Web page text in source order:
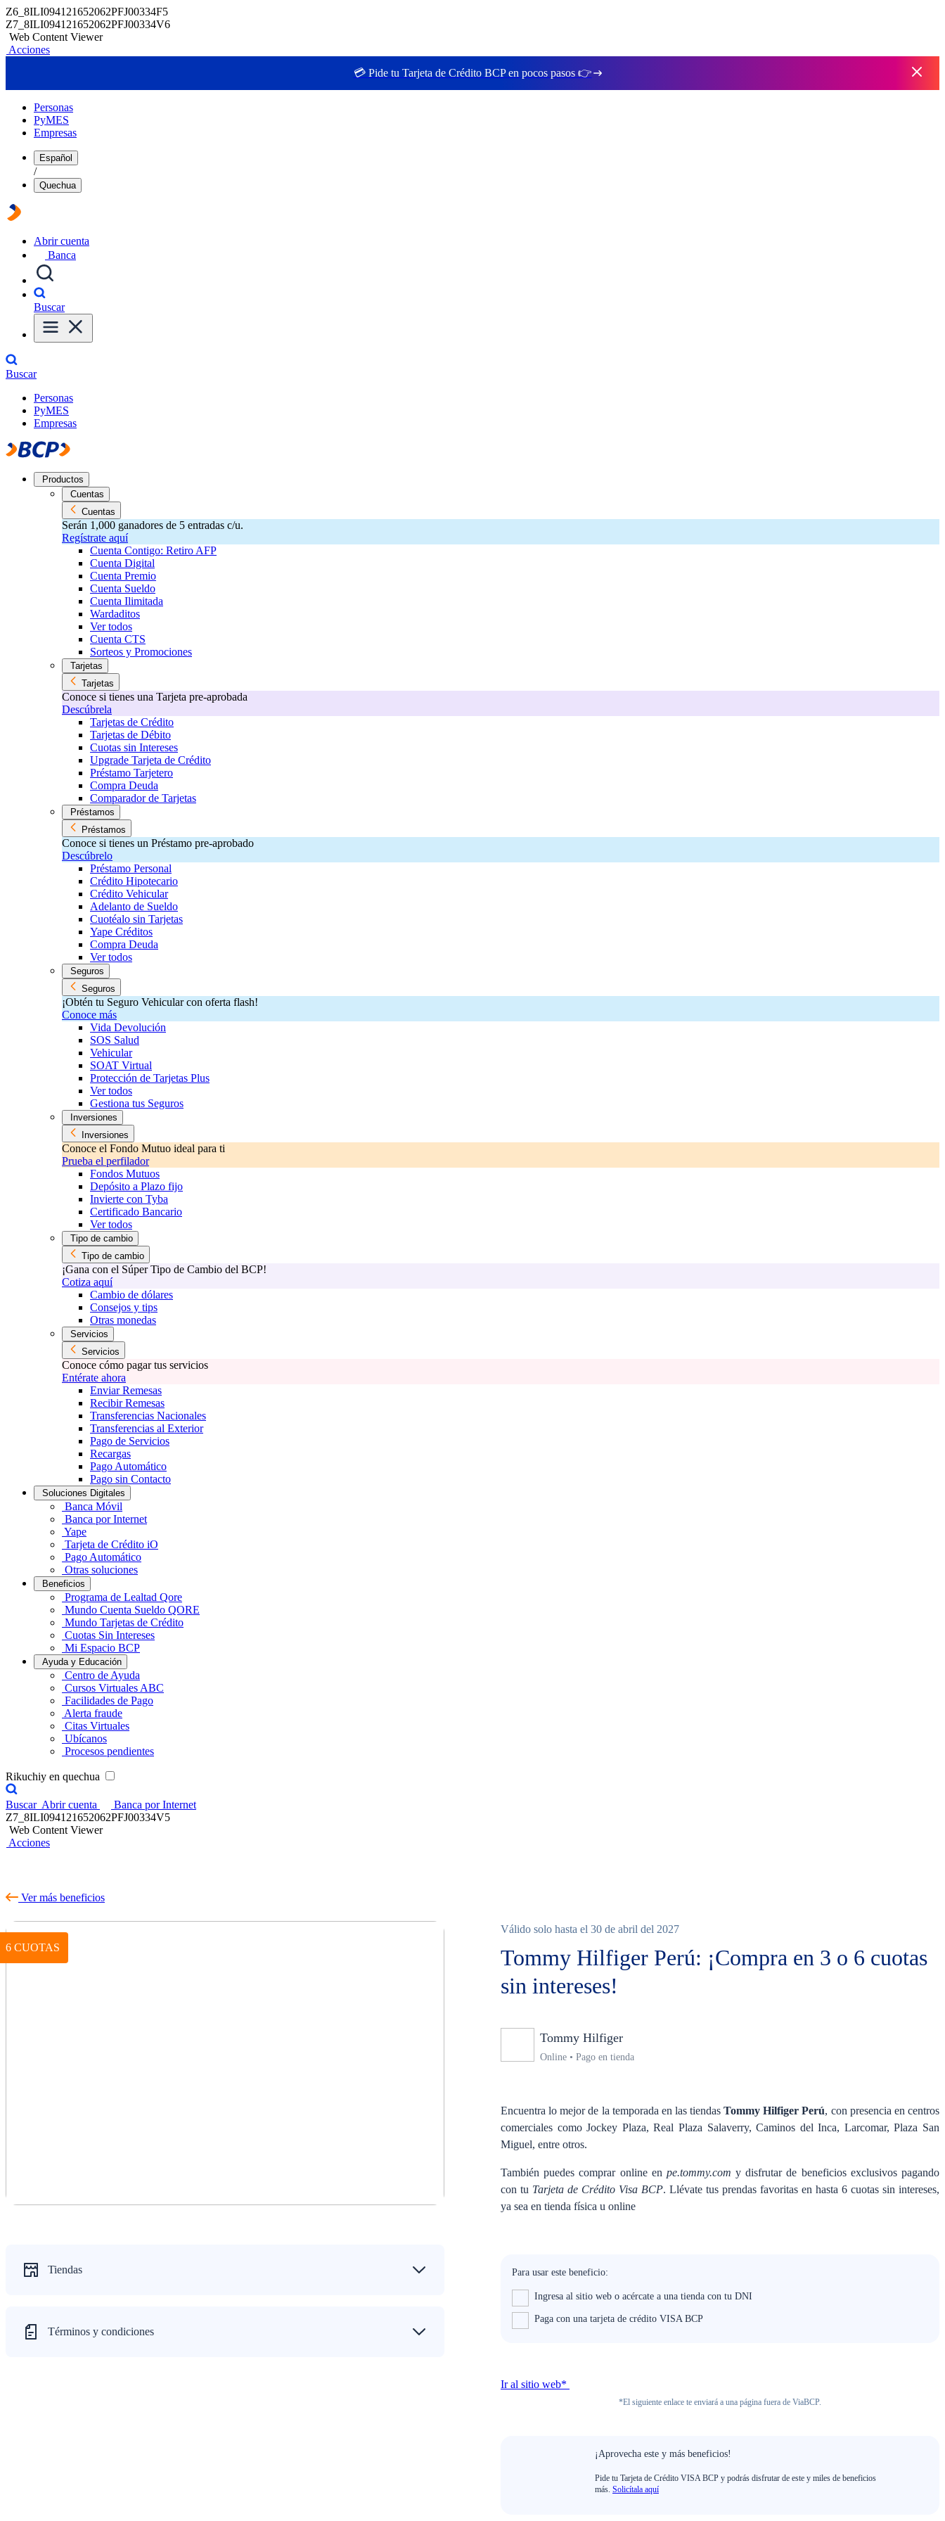
Z6_8ILI094121652062PFJ00334F5
Z7_8ILI094121652062PFJ00334V6
Web Content Viewer
Acciones
💳 Pide tu Tarjeta de Crédito BCP en pocos pasos 👉
Personas
PyMES
Empresas
Español
/
Quechua
Abrir cuenta
Banca
Buscar
Buscar
Personas
PyMES
Empresas
Productos
Cuentas
Cuentas
Serán 1,000 ganadores de 5 entradas c/u.
Regístrate aquí
Cuenta Contigo: Retiro AFP
Cuenta Digital
Cuenta Premio
Cuenta Sueldo
Cuenta Ilimitada
Wardaditos
Ver todos
Cuenta CTS
Sorteos y Promociones
Tarjetas
Tarjetas
Conoce si tienes una Tarjeta pre-aprobada
Descúbrela
Tarjetas de Crédito
Tarjetas de Débito
Cuotas sin Intereses
Upgrade Tarjeta de Crédito
Préstamo Tarjetero
Compra Deuda
Comparador de Tarjetas
Préstamos
Préstamos
Conoce si tienes un Préstamo pre-aprobado
Descúbrelo
Préstamo Personal
Crédito Hipotecario
Crédito Vehicular
Adelanto de Sueldo
Cuotéalo sin Tarjetas
Yape Créditos
Compra Deuda
Ver todos
Seguros
Seguros
¡Obtén tu Seguro Vehicular con oferta flash!
Conoce más
Vida Devolución
SOS Salud
Vehicular
SOAT Virtual
Protección de Tarjetas Plus
Ver todos
Gestiona tus Seguros
Inversiones
Inversiones
Conoce el Fondo Mutuo ideal para ti
Prueba el perfilador
Fondos Mutuos
Depósito a Plazo fijo
Invierte con Tyba
Certificado Bancario
Ver todos
Tipo de cambio
Tipo de cambio
¡Gana con el Súper Tipo de Cambio del BCP!
Cotiza aquí
Cambio de dólares
Consejos y tips
Otras monedas
Servicios
Servicios
Conoce cómo pagar tus servicios
Entérate ahora
Enviar Remesas
Recibir Remesas
Transferencias Nacionales
Transferencias al Exterior
Pago de Servicios
Recargas
Pago Automático
Pago sin Contacto
Soluciones Digitales
Banca Móvil
Banca por Internet
Yape
Tarjeta de Crédito iO
Pago Automático
Otras soluciones
Beneficios
Programa de Lealtad Qore
Mundo Cuenta Sueldo QORE
Mundo Tarjetas de Crédito
Cuotas Sin Intereses
Mi Espacio BCP
Ayuda y Educación
Centro de Ayuda
Cursos Virtuales ABC
Facilidades de Pago
Alerta fraude
Citas Virtuales
Ubícanos
Procesos pendientes
Rikuchiy en quechua
Buscar Abrir cuenta
Banca por Internet
Z7_8ILI094121652062PFJ00334V5
Web Content Viewer
Acciones
Ver más beneficios
6 CUOTAS
Tiendas
Términos y condiciones
Válido solo hasta el 30 de abril del 2027
Tommy Hilfiger Perú: ¡Compra en 3 o 6 cuotas
sin intereses!
Tommy Hilfiger
Online • Pago en tienda
Encuentra lo mejor de la temporada en las tiendasTommy Hilfiger Perú, con presencia en centros
comerciales como Jockey Plaza, Real Plaza Salaverry, Caminos del Inca, Larcomar, Plaza San
Miguel, entre otros.
También puedes comprar online en pe.tommy.com y disfrutar de beneficios exclusivos pagando
con tu Tarjeta de Crédito Visa BCP. Llévate tus prendas favoritas en hasta 6 cuotas sin intereses,
ya sea en tienda física u online
Para usar este beneficio:
Ingresa al sitio web o acércate a una tienda con tu DNI
Paga con una tarjeta de crédito VISA BCP
Ir al sitio web*
*El siguiente enlace te enviará a una página fuera de ViaBCP.
¡Aprovecha este y más beneficios!
Pide tu Tarjeta de Crédito VISA BCP y podrás disfrutar de este y miles de beneficios
más. Solicítala aquí